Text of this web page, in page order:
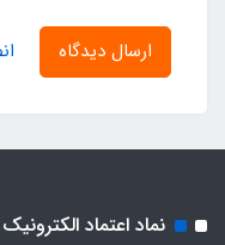
ارسال دیدگاه
نماد اعتماد